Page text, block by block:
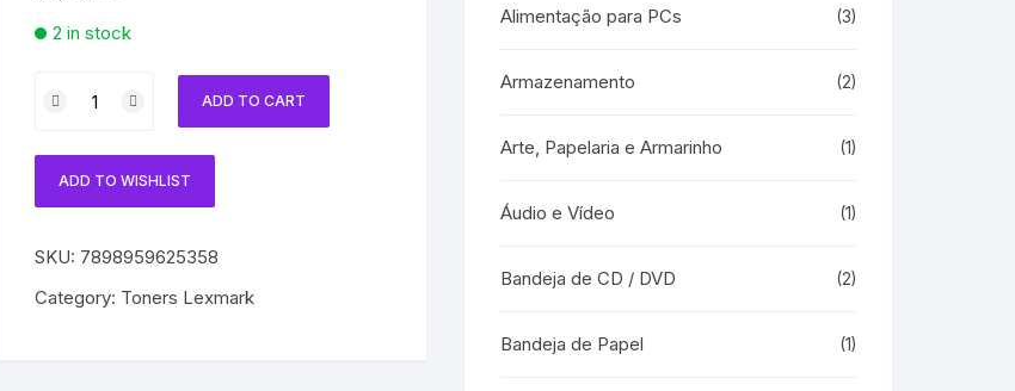
2 in stock
Lexmark
Original
CS310DN
CS510DE
ADD TO CART
ADD TO WISHLIST
SKU: 7898959625358
Category: Toners Lexmark
Alimentação para PCs (3)
Armazenamento (2)
Arte, Papelaria e Armarinho (1)
Áudio e Vídeo (1)
Bandeja de CD / DVD (2)
Bandeja de Papel (1)